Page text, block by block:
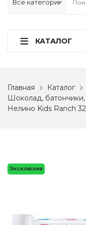
КАТАЛОГ
Главная Каталог
Шоколад,
Нелино Kids Ranch
Эксклюзив